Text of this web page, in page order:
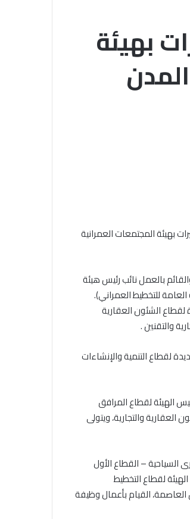
بهيئة
بهيئة المجتمعات العمرانية
بالعمل نائب رئيس هيئة
للتخطيط العمراني).
لقطاع الشئون العقارية
والتقنين .
لقطاع التنمية والإنشاءات
الهيئة لقطاع المرافق
والتجارية، ويتولى
السياحية – القطاع الأول
لقطاع التخطيط
القيام بأعمال وظيفة